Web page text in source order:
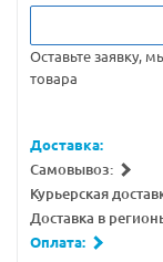
Оставьте заявку,
товара
Доставка:
Самовывоз:
Курьерская
Доставка в
Оплата: